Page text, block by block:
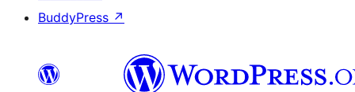
BuddyPress ↗